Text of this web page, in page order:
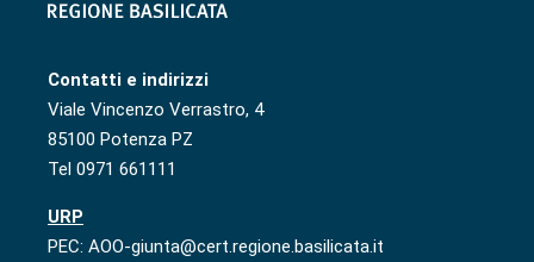
Contatti e indirizzi
Viale Vincenzo Verrastro, 4
85100 Potenza PZ
Tel 0971 661111
URP
PEC: AOO-giunta@cert.regione.basilicata.it